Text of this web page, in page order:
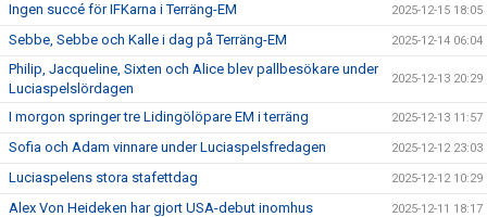
Ingen succé för IFKarna i Terräng-EM 2025-12-15 18:05
Sebbe, Sebbe och Kalle i dag på Terräng-EM 2025-12-14 06:04
Philip, Jacqueline, Sixten och Alice blev pallbesökare under
Luciaspelslördagen
2025-12-13 20:29
I morgon springer tre Lidingölöpare EM i terräng 2025-12-13 11:57
Sofia och Adam vinnare under Luciaspelsfredagen 2025-12-12 23:03
Luciaspelens stora stafettdag 2025-12-12 10:29
Alex Von Heideken har gjort USA-debut inomhus 2025-12-11 18:17